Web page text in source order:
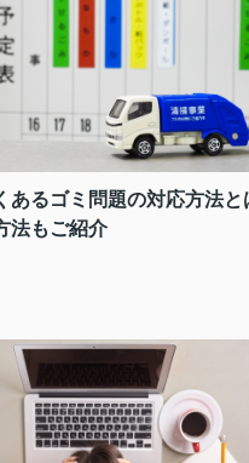
あるゴミ問題の対応方法と
法もご紹介